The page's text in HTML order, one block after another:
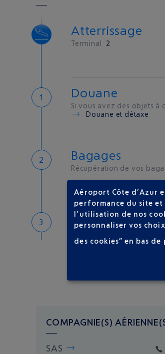
Atterrissage
Terminal 2
Douane
Si vous avez des objets à
Douane et détaxe
Bagages
Récupération de vos
Bienvenue sur
Hôtels de proximité
COMPAGNIE(S)
SAS
Aéroport Côte d’Azur
performance du site et
l’utilisation de nos
personnaliser vos
des cookies” en bas de